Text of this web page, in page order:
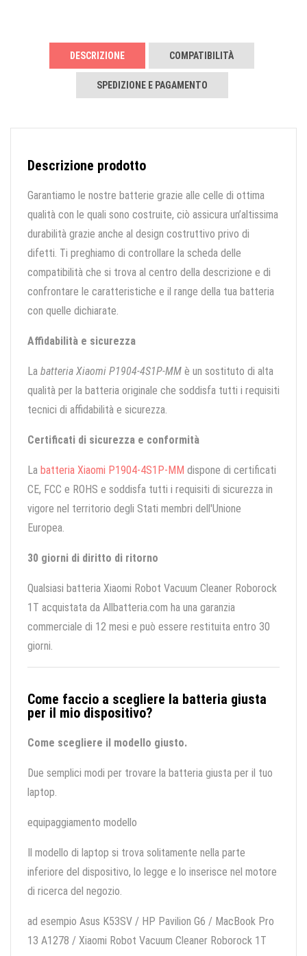
DESCRIZIONE COMPATIBILITÀ
SPEDIZIONE E PAGAMENTO
Descrizione prodotto
Garantiamo le nostre batterie grazie alle celle di ottima
qualità con le quali sono costruite, ciò assicura un’altissima
durabilità grazie anche al design costruttivo privo di
difetti. Ti preghiamo di controllare la scheda delle
compatibilità che si trova al centro della descrizione e di
confrontare le caratteristiche e il range della tua batteria
con quelle dichiarate.
Affidabilità e sicurezza
La batteria Xiaomi P1904-4S1P-MM è un sostituto di alta
qualità per la batteria originale che soddisfa tutti i requisiti
tecnici di affidabilità e sicurezza.
Certificati di sicurezza e conformità
La batteria Xiaomi P1904-4S1P-MM dispone di certificati
CE, FCC e ROHS e soddisfa tutti i requisiti di sicurezza in
vigore nel territorio degli Stati membri dell'Unione
Europea.
30 giorni di diritto di ritorno
Qualsiasi batteria Xiaomi Robot Vacuum Cleaner Roborock
1T acquistata da Allbatteria.com ha una garanzia
commerciale di 12 mesi e può essere restituita entro 30
giorni.
Come faccio a scegliere la batteria giusta
per il mio dispositivo?
Come scegliere il modello giusto.
Due semplici modi per trovare la batteria giusta per il tuo
laptop.
equipaggiamento modello
Il modello di laptop si trova solitamente nella parte
inferiore del dispositivo, lo legge e lo inserisce nel motore
di ricerca del negozio.
ad esempio Asus K53SV / HP Pavilion G6 / MacBook Pro
13 A1278 / Xiaomi Robot Vacuum Cleaner Roborock 1T